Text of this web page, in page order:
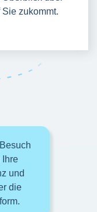
zukommt.
Ihre
und
die